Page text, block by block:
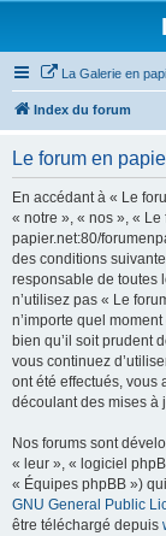
La Galerie en
Index du forum
Le forum en
En accédant à « Le
« notre », « nos », «
papier.net:80/
des conditions
responsable de toutes
n’utilisez pas « Le
n’importe quel
bien qu’il soit prudent
vous continuez
ont été effectués, vous
découlant des mises à
Nos forums sont
« leur », « logiciel
« Équipes phpBB »)
GNU General Public
être téléchargé depuis